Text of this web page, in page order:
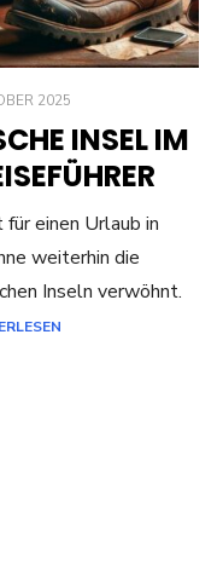
2025
INSEL IM
einen Urlaub in
weiterhin die
Inseln verwöhnt.